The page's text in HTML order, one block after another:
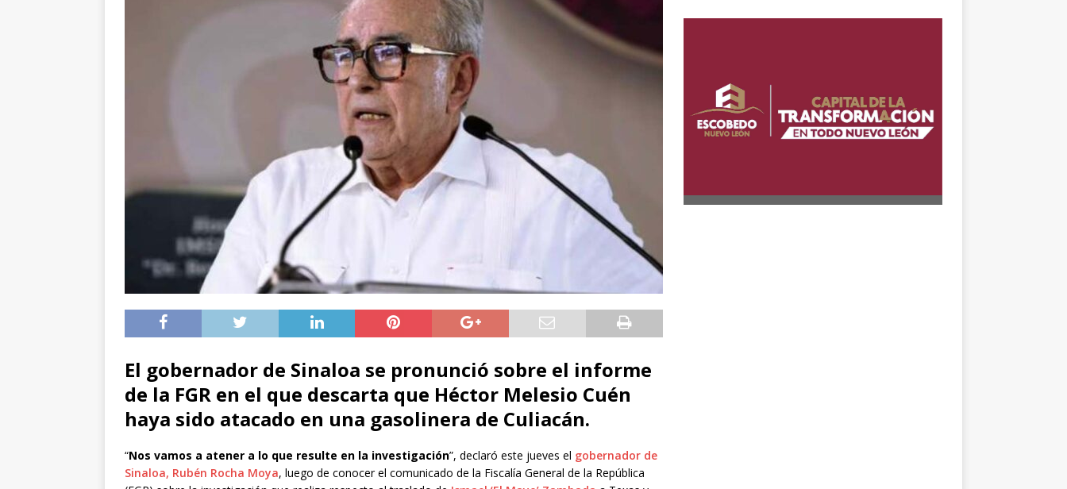
El gobernador de Sinaloa se pronunció sobre el informe
de la FGR en el que descarta que Héctor Melesio Cuén
haya sido atacado en una gasolinera de Culiacán.
“Nos vamos a atener a lo que resulte en la investigación”, declaró este jueves el gobernador de
Sinaloa, Rubén Rocha Moya, luego de conocer el comunicado de la Fiscalía General de la República